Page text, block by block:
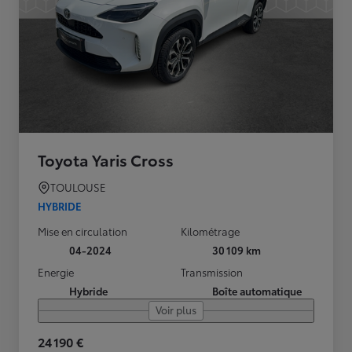
Toyota Yaris Cross
TOULOUSE
HYBRIDE
Mise en circulation
04-2024
Kilométrage
30 109 km
Energie
Hybride
Transmission
Boîte automatique
Voir plus
24 190 €